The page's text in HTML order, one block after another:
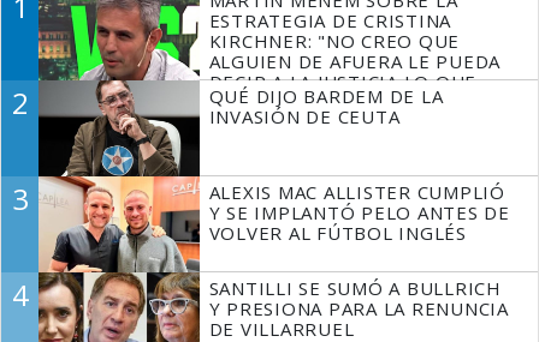
ESTRATEGIA DE CRISTINA
KIRCHNER: "NO CREO QUE
ALGUIEN DE AFUERA LE PUEDA
DECIR A LA JUSTICIA LO QUE
TIENE QUE HACER"
2
QUÉ DIJO BARDEM DE LA
INVASIÓN DE CEUTA
3
ALEXIS MAC ALLISTER CUMPLIÓ
Y SE IMPLANTÓ PELO ANTES DE
VOLVER AL FÚTBOL INGLÉS
4
SANTILLI SE SUMÓ A BULLRICH
Y PRESIONA PARA LA RENUNCIA
DE VILLARRUEL